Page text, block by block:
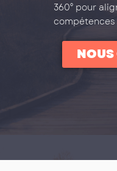
360° pour